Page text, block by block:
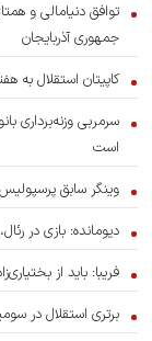
توافق دنیامالی و
جمهوری آذربایجان
کاپیتان استقلال به
سرمربی وزنه‌برداری
است
وینگر سابق پرسپولیس
دیومانده: بازی در
فریبا: باید از
برتری استقلال در